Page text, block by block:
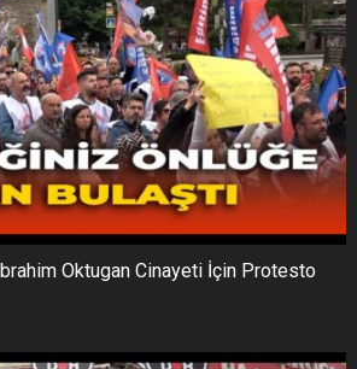
Oktugan Cinayeti İçin Protesto